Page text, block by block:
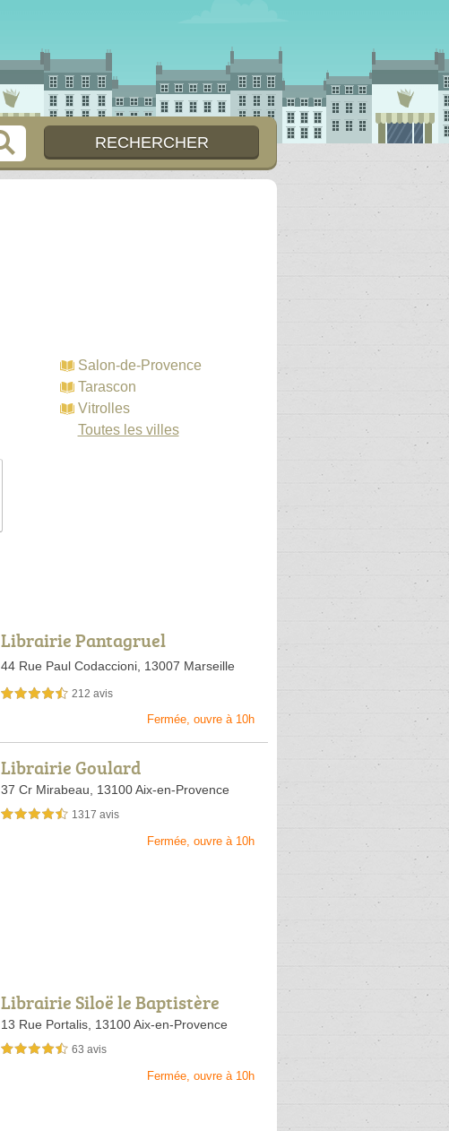
Salon-de-Provence
Tarascon
Vitrolles
Toutes les villes
Librairie Pantagruel
44 Rue Paul Codaccioni, 13007 Marseille
4,5 étoiles sur 5 212 avis
Fermée, ouvre à 10h
Librairie Goulard
37 Cr Mirabeau, 13100 Aix-en-Provence
4,5 étoiles sur 5 1317 avis
Fermée, ouvre à 10h
Librairie Siloë le Baptistère
13 Rue Portalis, 13100 Aix-en-Provence
4,5 étoiles sur 5 63 avis
Fermée, ouvre à 10h